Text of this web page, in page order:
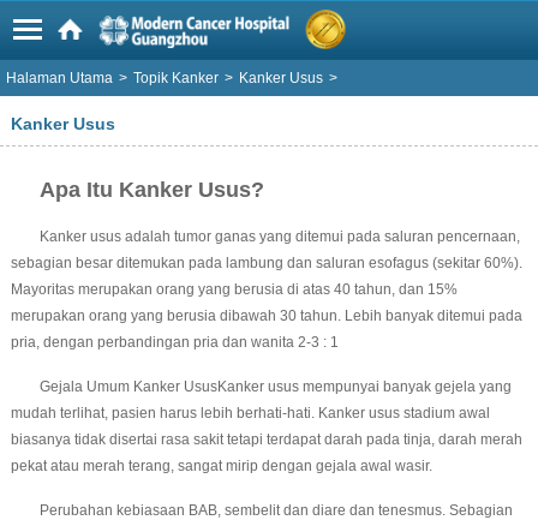
Halaman Utama > Topik Kanker > Kanker Usus >
Kanker Usus
Apa Itu Kanker Usus?
Kanker usus adalah tumor ganas yang ditemui pada saluran pencernaan,
sebagian besar ditemukan pada lambung dan saluran esofagus (sekitar 60%).
Mayoritas merupakan orang yang berusia di atas 40 tahun, dan 15%
merupakan orang yang berusia dibawah 30 tahun. Lebih banyak ditemui pada
pria, dengan perbandingan pria dan wanita 2-3 : 1
Gejala Umum Kanker UsusKanker usus mempunyai banyak gejela yang
mudah terlihat, pasien harus lebih berhati-hati. Kanker usus stadium awal
biasanya tidak disertai rasa sakit tetapi terdapat darah pada tinja, darah merah
pekat atau merah terang, sangat mirip dengan gejala awal wasir.
Perubahan kebiasaan BAB, sembelit dan diare dan tenesmus. Sebagian